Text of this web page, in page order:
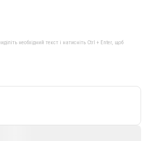
необхідний текст і натисніть Ctrl + Enter, щоб